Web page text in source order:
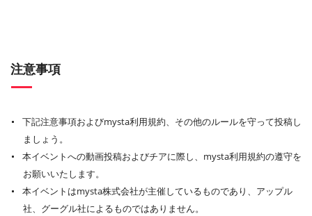
注意事項
下記注意事項およびmysta利用規約、その他のルールを守って投稿し
ましょう。
本イベントへの動画投稿およびチアに際し、mysta利用規約の遵守を
お願いいたします。
本イベントはmysta株式会社が主催しているものであり、アップル
社、グーグル社によるものではありません。